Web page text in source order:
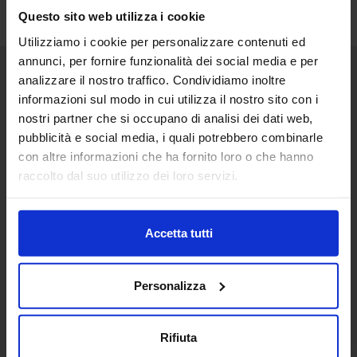
Questo sito web utilizza i cookie
Utilizziamo i cookie per personalizzare contenuti ed
annunci, per fornire funzionalità dei social media e per
analizzare il nostro traffico. Condividiamo inoltre
informazioni sul modo in cui utilizza il nostro sito con i
nostri partner che si occupano di analisi dei dati web,
pubblicità e social media, i quali potrebbero combinarle
con altre informazioni che ha fornito loro o che hanno
raccolto dal suo utilizzo dei loro servizi.
Accetta tutti
Personalizza
Rifiuta
Senaf srl
Via Eritrea 21/A
20157 | Milano | Italia
+ 39 02.332039460
In collaborazione con